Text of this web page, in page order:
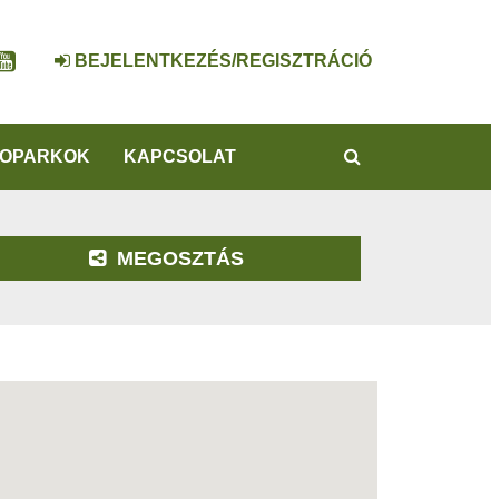
BEJELENTKEZÉS/REGISZTRÁCIÓ
KAPCSOLAT
MEGOSZTÁS